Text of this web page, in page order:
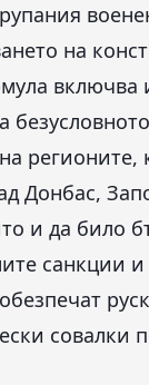
на
включва
Донбас,
и да било
санкции
совалки